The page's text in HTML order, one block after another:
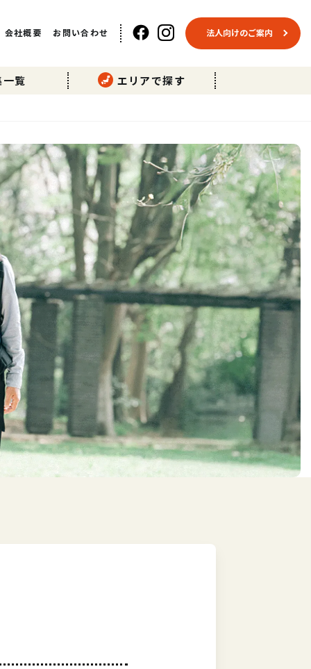
会社概要 お問い合わせ 法人向けのご案内
一覧 エリアで探す